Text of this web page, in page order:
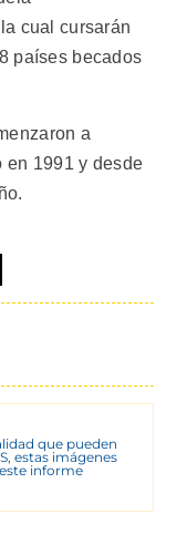
cual cursarán
países becados
a
en 1991 y desde
que pueden
estas imágenes
informe